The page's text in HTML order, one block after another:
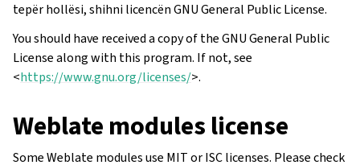
tepër hollësi, shihni licencën GNU General Public License.
You should have received a copy of the GNU General Public
License along with this program. If not, see
<https://www.gnu.org/licenses/>.
Weblate modules license
Some Weblate modules use MIT or ISC licenses. Please check